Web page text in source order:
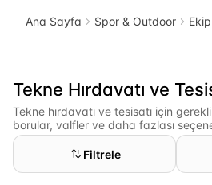
Ana Sayfa Spor & Outdoor
Tekne Hırdavatı ve
Tekne hırdavatı ve tesisatı için
borular, valfler ve daha fazlası
Filtrele